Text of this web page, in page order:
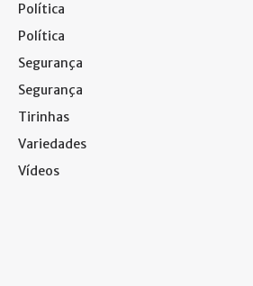
Política
Política
Segurança
Segurança
Tirinhas
Variedades
Vídeos